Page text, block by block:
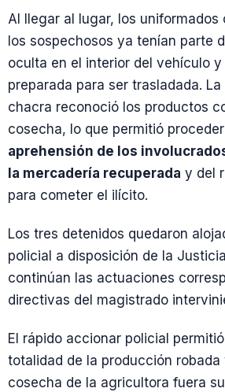
Al llegar al lugar, los uniformados
los sospechosos ya tenían parte
oculta en el interior del vehículo
preparada para ser trasladada.
chacra reconoció los productos
cosecha, lo que permitió
aprehensión de los
la mercadería recuperada y del
para cometer el ilícito.
Los tres detenidos quedaron
policial a disposición de la
continúan las actuaciones
directivas del magistrado
El rápido accionar policial
totalidad de la producción
cosecha de la agricultora fuera